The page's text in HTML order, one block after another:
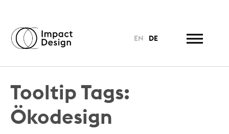
EN DE
Tooltip Tags:
Ökodesign